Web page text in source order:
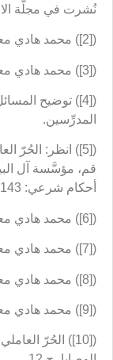
نُشرت في مجلّة
([2]) محمد هادي معرفت، أحكام شرعي: 56.
([3]) محمد هادي معرفت، أحكام شرعي: 63 ـ 64.
المدرِّسين.
أحكام شرعي: 143.
([6]) محمد هادي معرفت، أحكام شرعي: 157.
([7]) محمد هادي معرفت، أحكام شرعي: 155.
([8]) محمد هادي معرفت، أحكام شرعي: 93 ـ 94.
([9]) محمد هادي معرفت، أحكام شرعي: 14 ـ 15.